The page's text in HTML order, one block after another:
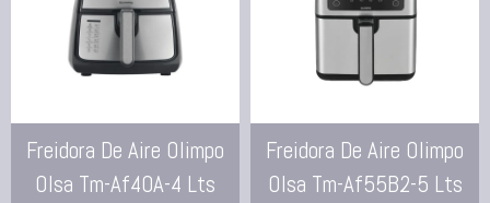
Freidora De Aire Olimpo
Olsa Tm-Af40A-4 Lts
Freidora De Aire Olimpo
Olsa Tm-Af55B2-5 Lts